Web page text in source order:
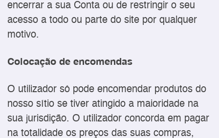
encerrar a sua Conta ou de restringir o seu
acesso a todo ou parte do site por qualquer
motivo.
Colocação de encomendas
O utilizador só pode encomendar produtos do
nosso sítio se tiver atingido a maioridade na
sua jurisdição. O utilizador concorda em pagar
na totalidade os preços das suas compras,